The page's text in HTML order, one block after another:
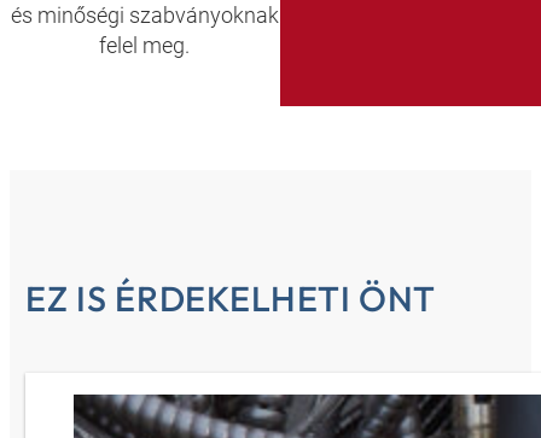
és minőségi szabványoknak
felel meg.
EZ IS ÉRDEKELHETI ÖNT